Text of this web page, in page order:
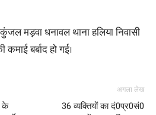
कुंजल मड़वा धनावल थाना हलिया निवासी
बर्बाद हो गई।
के
अगला लेख
36 व्यक्तियों का दं0प्र0सं0